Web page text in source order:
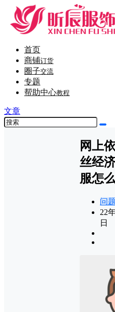
首页
商铺订货
圈子交流
专题
帮助中心教程
文章
网上
丝经
服怎
问
22
日